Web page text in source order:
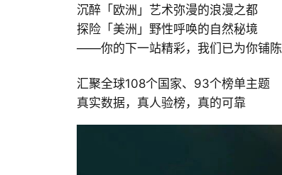
沉醉「欧洲」艺术弥漫的浪漫之都
探险「美洲」野性呼唤的自然秘境
——你的下一站精彩，我们已为你铺陈
汇聚全球108个国家、93个榜单主题
真实数据，真人验榜，真的可靠